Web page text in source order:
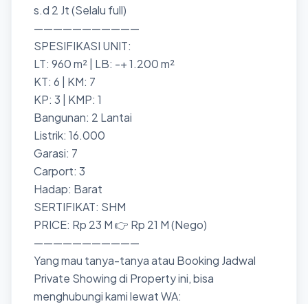
s.d 2 Jt (Selalu full)
———————————
SPESIFIKASI UNIT:
LT: 960 m² | LB: -+ 1.200 m²
KT: 6 | KM: 7
KP: 3 | KMP: 1
Bangunan: 2 Lantai
Listrik: 16.000
Garasi: 7
Carport: 3
Hadap: Barat
SERTIFIKAT: SHM
PRICE: Rp 23 M 👉 Rp 21 M (Nego)
———————————
Yang mau tanya-tanya atau Booking Jadwal
Private Showing di Property ini, bisa
menghubungi kami lewat WA: